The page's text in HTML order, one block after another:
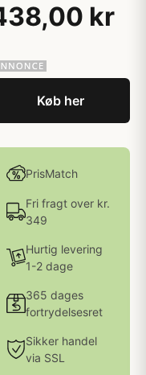
kr
Køb her
PrisMatch
Fri fragt over kr.
349
Hurtig levering
1-2 dage
365 dages
fortrydelsesret
Sikker handel
via SSL